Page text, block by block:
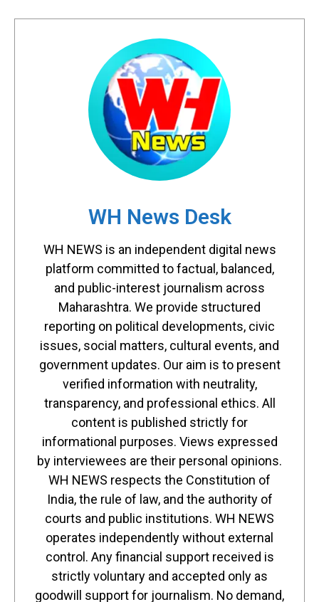
WH News Desk
WH NEWS is an independent digital news
platform committed to factual, balanced,
and public-interest journalism across
Maharashtra. We provide structured
reporting on political developments, civic
issues, social matters, cultural events, and
government updates. Our aim is to present
verified information with neutrality,
transparency, and professional ethics. All
content is published strictly for
informational purposes. Views expressed
by interviewees are their personal opinions.
WH NEWS respects the Constitution of
India, the rule of law, and the authority of
courts and public institutions. WH NEWS
operates independently without external
control. Any financial support received is
strictly voluntary and accepted only as
goodwill support for journalism. No demand,